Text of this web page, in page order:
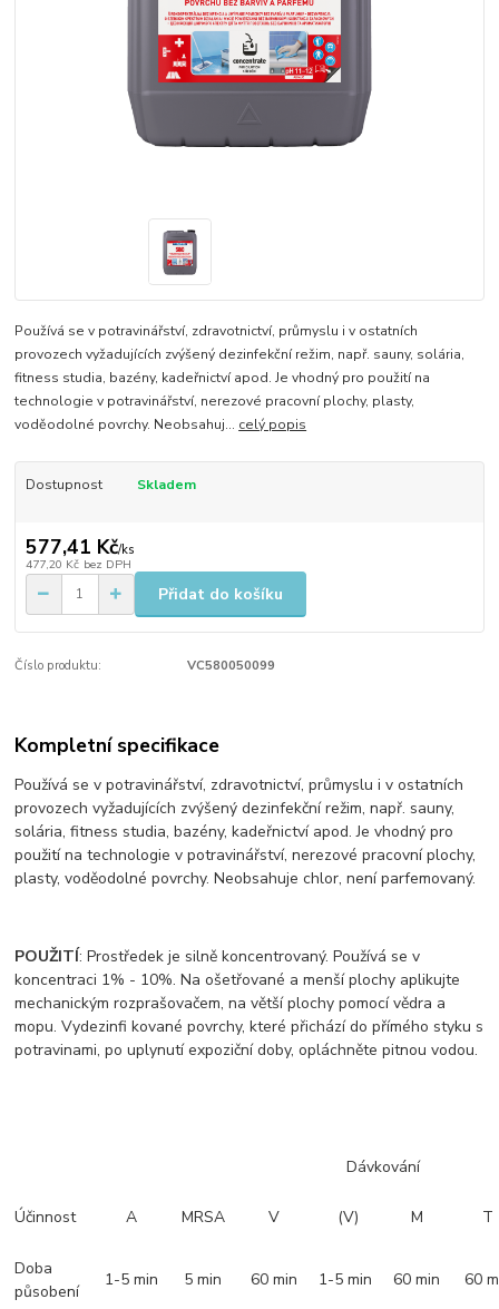
​Používá se v potravinářství, zdravotnictví, průmyslu i v ostatních
provozech vyžadujících zvýšený dezinfekční režim, např. sauny, solária,
fitness studia, bazény, kadeřnictví apod. Je vhodný pro použití na
technologie v potravinářství, nerezové pracovní plochy, plasty,
voděodolné povrchy. Neobsahuj... celý popis
Dostupnost Skladem
577,41 Kč/ks
477,20 Kč bez DPH
Přidat do košíku
Číslo produktu: VC580050099
Kompletní specifikace
​Používá se v potravinářství, zdravotnictví, průmyslu i v ostatních
provozech vyžadujících zvýšený dezinfekční režim, např. sauny,
solária, fitness studia, bazény, kadeřnictví apod. Je vhodný pro
použití na technologie v potravinářství, nerezové pracovní plochy,
plasty, voděodolné povrchy. Neobsahuje chlor, není parfemovaný.
POUŽITÍ: Prostředek je silně koncentrovaný. Používá se v
koncentraci 1% - 10%. Na ošetřované a menší plochy aplikujte
mechanickým rozprašovačem, na větší plochy pomocí vědra a
mopu. Vydezinfi kované povrchy, které přichází do přímého styku s
potravinami, po uplynutí expoziční doby, opláchněte pitnou vodou.
Dávkování
Účinnost A MRSA V (V) M T
Doba
působení
1-5 min 5 min 60 min 1-5 min 60 min 60